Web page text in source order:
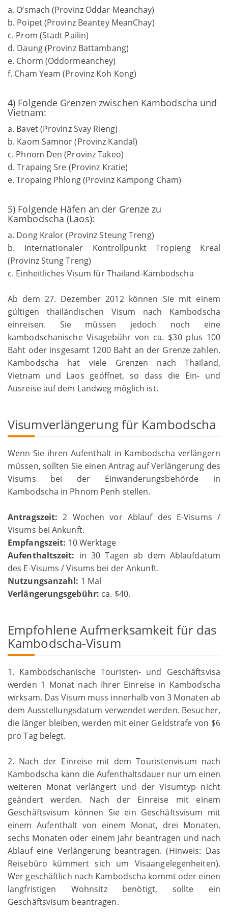
a. O’smach (Provinz Oddar Meanchay)
b. Poipet (Provinz Beantey MeanChay)
c. Prom (Stadt Pailin)
d. Daung (Provinz Battambang)
e. Chorm (Oddormeanchey)
f. Cham Yeam (Provinz Koh Kong)
4) Folgende Grenzen zwischen Kambodscha und
Vietnam:
a. Bavet (Provinz Svay Rieng)
b. Kaom Samnor (Provinz Kandal)
c. Phnom Den (Provinz Takeo)
d. Trapaing Sre (Provinz Kratie)
e. Tropaing Phlong (Provinz Kampong Cham)
5) Folgende Häfen an der Grenze zu
Kambodscha (Laos):
a. Dong Kralor (Provinz Steung Treng)
b. Internationaler Kontrollpunkt Tropieng Kreal
(Provinz Stung Treng)
c. Einheitliches Visum für Thailand-Kambodscha
Ab dem 27. Dezember 2012 können Sie mit einem
gültigen thailändischen Visum nach Kambodscha
einreisen. Sie müssen jedoch noch eine
kambodschanische Visagebühr von ca. $30 plus 100
Baht oder insgesamt 1200 Baht an der Grenze zahlen.
Kambodscha hat viele Grenzen nach Thailand,
Vietnam und Laos geöffnet, so dass die Ein- und
Ausreise auf dem Landweg möglich ist.
Visumverlängerung für Kambodscha
Wenn Sie ihren Aufenthalt in Kambodscha verlängern
müssen, sollten Sie einen Antrag auf Verlängerung des
Visums bei der Einwanderungsbehörde in
Kambodscha in Phnom Penh stellen.
Antragszeit: 2 Wochen vor Ablauf des E-Visums /
Visums bei Ankunft.
Empfangszeit: 10 Werktage
Aufenthaltszeit: in 30 Tagen ab dem Ablaufdatum
des E-Visums / Visums bei der Ankunft.
Nutzungsanzahl: 1 Mal
Verlängerungsgebühr: ca. $40.
Empfohlene Aufmerksamkeit für das
Kambodscha-Visum
1. Kambodschanische Touristen- und Geschäftsvisa
werden 1 Monat nach Ihrer Einreise in Kambodscha
wirksam. Das Visum muss innerhalb von 3 Monaten ab
dem Ausstellungsdatum verwendet werden. Besucher,
die länger bleiben, werden mit einer Geldstrafe von $6
pro Tag belegt.
2. Nach der Einreise mit dem Touristenvisum nach
Kambodscha kann die Aufenthaltsdauer nur um einen
weiteren Monat verlängert und der Visumtyp nicht
geändert werden. Nach der Einreise mit einem
Geschäftsvisum können Sie ein Geschäftsvisum mit
einem Aufenthalt von einem Monat, drei Monaten,
sechs Monaten oder einem Jahr beantragen und nach
Ablauf eine Verlängerung beantragen. (Hinweis: Das
Reisebüro kümmert sich um Visaangelegenheiten).
Wer geschäftlich nach Kambodscha kommt oder einen
langfristigen Wohnsitz benötigt, sollte ein
Geschäftsvisum beantragen.